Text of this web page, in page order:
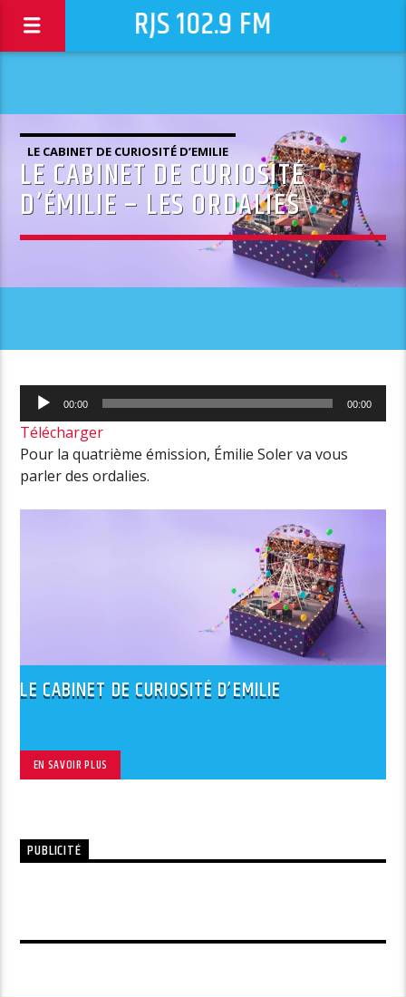
RJS 102.9 FM
LE CABINET DE CURIOSITÉ D’EMILIE
LE CABINET DE CURIOSITÉ
D’ÉMILIE – LES ORDALIES
Lecteur
audio
00:00 00:00
Télécharger
Pour la quatrième émission, Émilie Soler va vous
parler des ordalies.
LE CABINET DE CURIOSITÉ D’EMILIE
EN SAVOIR PLUS
PUBLICITÉ